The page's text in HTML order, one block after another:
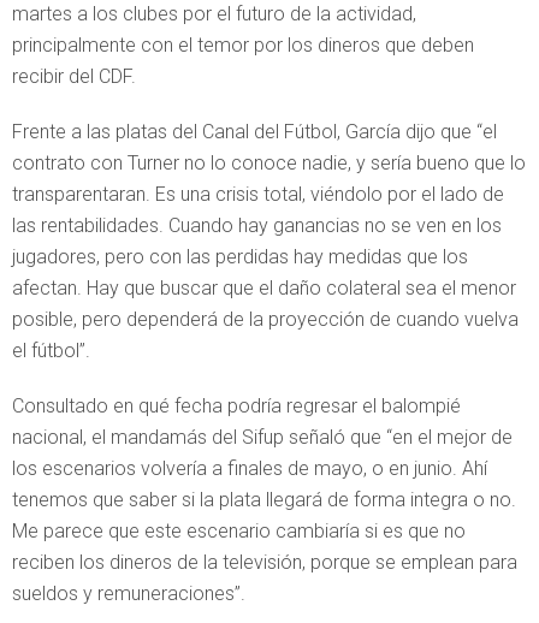
martes a los clubes por el futuro de la actividad,
principalmente con el temor por los dineros que deben
recibir del CDF.
Frente a las platas del Canal del Fútbol, García dijo que “el
contrato con Turner no lo conoce nadie, y sería bueno que lo
transparentaran. Es una crisis total, viéndolo por el lado de
las rentabilidades. Cuando hay ganancias no se ven en los
jugadores, pero con las perdidas hay medidas que los
afectan. Hay que buscar que el daño colateral sea el menor
posible, pero dependerá de la proyección de cuando vuelva
el fútbol”.
Consultado en qué fecha podría regresar el balompié
nacional, el mandamás del Sifup señaló que “en el mejor de
los escenarios volvería a finales de mayo, o en junio. Ahí
tenemos que saber si la plata llegará de forma integra o no.
Me parece que este escenario cambiaría si es que no
reciben los dineros de la televisión, porque se emplean para
sueldos y remuneraciones”.